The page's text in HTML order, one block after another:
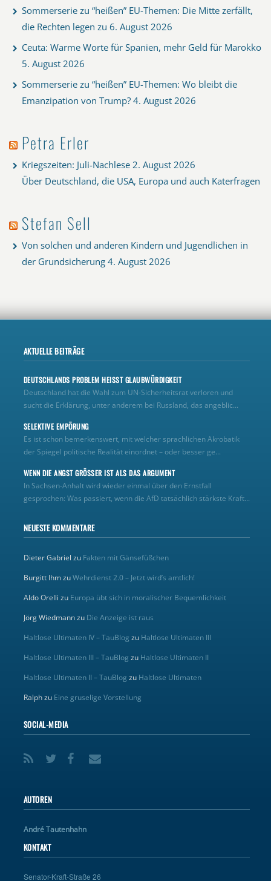
Sommerserie zu “heißen” EU-Themen: Die Mitte zerfällt,
die Rechten legen zu 6. August 2026
Ceuta: Warme Worte für Spanien, mehr Geld für Marokko
5. August 2026
Sommerserie zu “heißen” EU-Themen: Wo bleibt die
Emanzipation von Trump? 4. August 2026
Petra Erler
Kriegszeiten: Juli-Nachlese 2. August 2026
Über Deutschland, die USA, Europa und auch Katerfragen
Stefan Sell
Von solchen und anderen Kindern und Jugendlichen in
der Grundsicherung 4. August 2026
AKTUELLE BEITRÄGE
DEUTSCHLANDS PROBLEM HEISST GLAUBWÜRDIGKEIT
Deutschland hat die Wahl zum UN‑Sicherheitsrat verloren und
sucht die Erklärung, unter anderem bei Russland, das angeblic...
SELEKTIVE EMPÖRUNG
Es ist schon bemerkenswert, mit welcher sprachlichen Akrobatik
der Spiegel politische Realität einordnet – oder besser ge...
WENN DIE ANGST GRÖSSER IST ALS DAS ARGUMENT
In Sachsen-Anhalt wird wieder einmal über den Ernstfall
gesprochen: Was passiert, wenn die AfD tatsächlich stärkste Kraft...
NEUESTE KOMMENTARE
Dieter Gabriel zu Fakten mit Gänsefüßchen
Burgitt IhmzuWehrdienst 2.0 – Jetzt wird’s amtlich!
Aldo Orelli zu Europa übt sich in moralischer Bequemlichkeit
Jörg Wiedmannzu Die Anzeige ist raus
Haltlose Ultimaten IV – TauBlog zu Haltlose Ultimaten III
Haltlose Ultimaten III – TauBlog zu Haltlose Ultimaten II
Haltlose Ultimaten II – TauBlog zu Haltlose Ultimaten
Ralphzu Eine gruselige Vorstellung
SOCIAL-MEDIA
AUTOREN
André Tautenhahn
KONTAKT
Senator-Kraft-Straße 26